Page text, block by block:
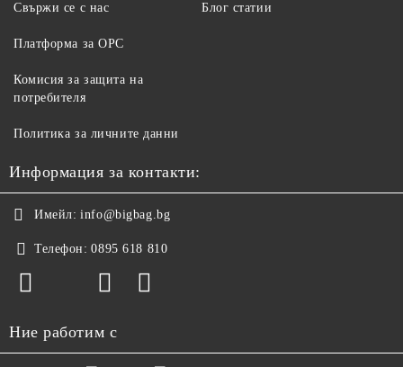
Свържи се с нас Блог статии
Платформа за ОРС
Комисия за защита на
потребителя
Политика за личните данни
Информация за контакти:
Имейл: info@bigbag.bg
Телефон: 0895 618 810
Ние работим с